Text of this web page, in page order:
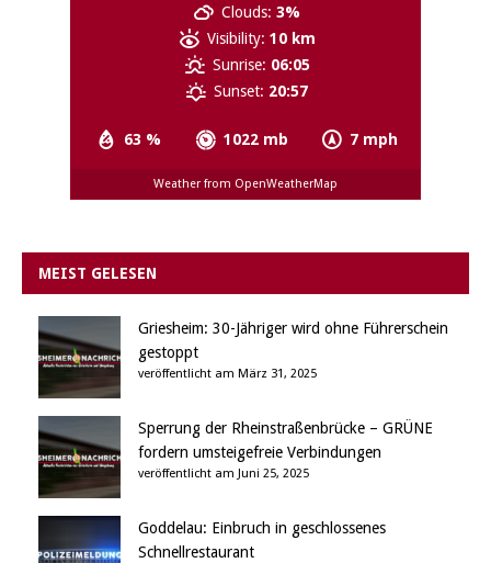
63 % 1022 mb 7 mph
Clouds: 3%
Visibility: 10 km
Sunrise: 06:05
Sunset: 20:57
Weather from OpenWeatherMap
MEIST GELESEN
Griesheim: 30-Jähriger wird ohne Führerschein
gestoppt
veröffentlicht am März 31, 2025
Sperrung der Rheinstraßenbrücke – GRÜNE
fordern umsteigefreie Verbindungen
veröffentlicht am Juni 25, 2025
Goddelau: Einbruch in geschlossenes
Schnellrestaurant